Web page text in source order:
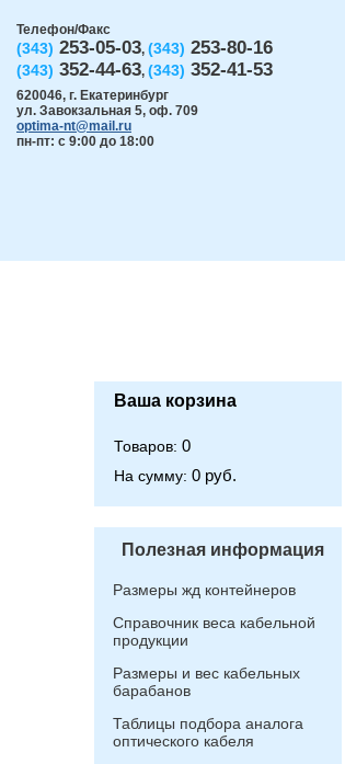
Телефон/Факс
(343) 253-05-03, (343) 253-80-16
(343) 352-44-63, (343) 352-41-53
620046, г. Екатеринбург
ул. Завокзальная 5, оф. 709
optima-nt@mail.ru
пн-пт: с 9:00 до 18:00
Ваша корзина
Товаров: 0
На сумму: 0 руб.
Полезная информация
Размеры жд контейнеров
Справочник веса кабельной
продукции
Размеры и вес кабельных
барабанов
Таблицы подбора аналога
оптического кабеля